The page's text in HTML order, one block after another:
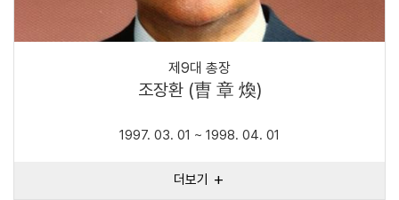
제9대 총장
조장환 (曺 章 煥)
1997. 03. 01 ~ 1998. 04. 01
더보기 add